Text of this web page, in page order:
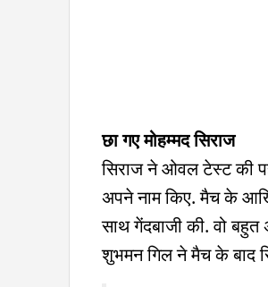
छा गए मोहम्मद सिराज
सिराज ने ओवल टेस्ट की
अपने नाम किए. मैच के
साथ गेंदबाजी की. वो
शुभमन गिल ने मैच के बाद